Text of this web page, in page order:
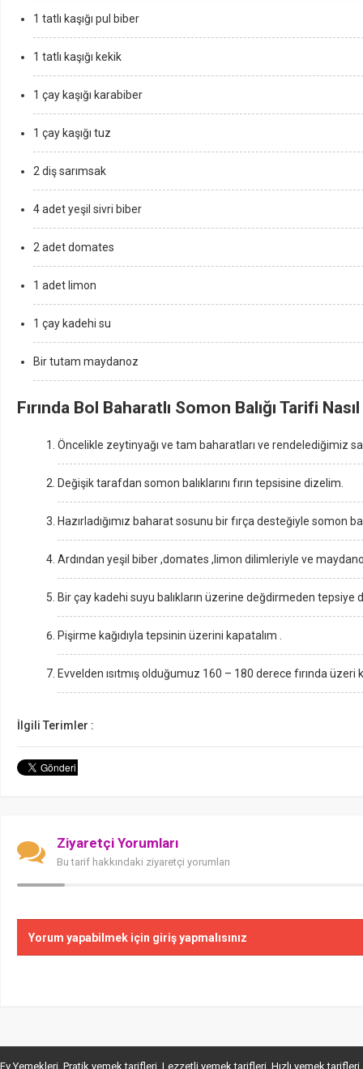
1 tatlı kaşığı pul biber
1 tatlı kaşığı kekik
1 çay kaşığı karabiber
1 çay kaşığı tuz
2 diş sarımsak
4 adet yeşil sivri biber
2 adet domates
1 adet limon
1 çay kadehi su
Bir tutam maydanoz
Fırında Bol Baharatlı Somon Balığı Tarifi Nasıl
Öncelikle zeytinyağı ve tam baharatları ve rendelediğimiz
Değişik tarafdan somon balıklarını fırın tepsisine dizelim.
Hazırladığımız baharat sosunu bir fırça desteğiyle somon
Ardından yeşil biber ,domates ,limon dilimleriyle ve
Bir çay kadehi suyu balıkların üzerine değdirmeden tepsiye
Pişirme kağıdıyla tepsinin üzerini kapatalım .
Evvelden ısıtmış olduğumuz 160 – 180 derece fırında
İlgili Terimler :
Ziyaretçi Yorumları
Bu tarif hakkındaki ziyaretçi yorumları
Yorum yapabilmek için giriş yapmalısınız
Ev Yemekleri, Pratik yemek tarifleri, Lezzetli yemek tarifleri, Hızlı yemek